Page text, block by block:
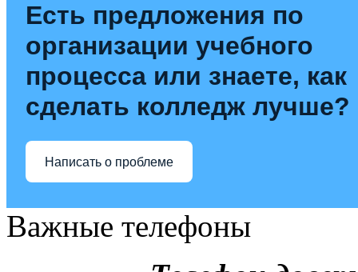
Есть предложения по
организации учебного
процесса или знаете, как
сделать колледж лучше?
Написать о проблеме
Важные телефоны